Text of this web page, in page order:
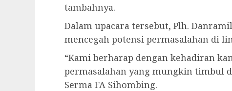
tambahnya.
Dalam upacara tersebut, Plh.
mencegah potensi permasalahan di
“Kami berharap dengan kehadiran
permasalahan yang mungkin timbul
Serma FA Sihombing.